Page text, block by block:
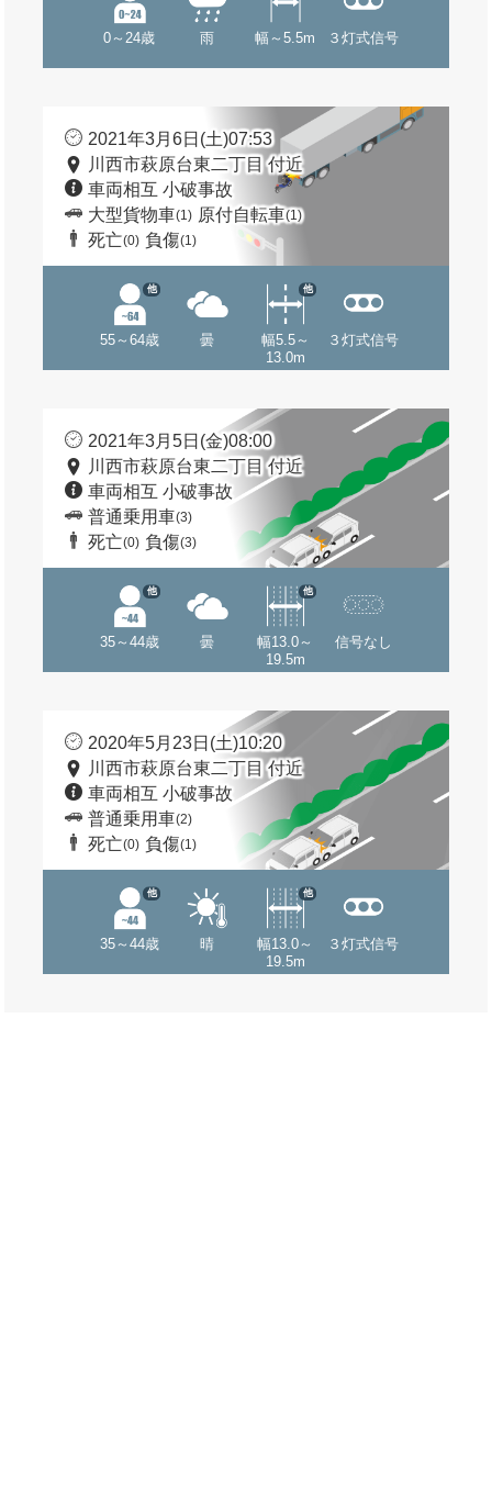
0～24歳 雨 幅～5.5m ３灯式信号
2021年3月6日(土)07:53
川西市萩原台東二丁目 付近
車両相互 小破事故
大型貨物車(1) 原付自転車(1)
死亡(0) 負傷(1)
55～64歳
他
曇
幅5.5～
13.0m
他
３灯式信号
2021年3月5日(金)08:00
川西市萩原台東二丁目 付近
車両相互 小破事故
普通乗用車(3)
死亡(0) 負傷(3)
35～44歳
他
曇
幅13.0～
19.5m
他
信号なし
2020年5月23日(土)10:20
川西市萩原台東二丁目 付近
車両相互 小破事故
普通乗用車(2)
死亡(0) 負傷(1)
35～44歳
他
晴
幅13.0～
19.5m
他
３灯式信号